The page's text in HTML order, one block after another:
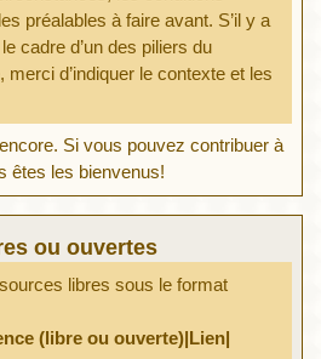
préalables à faire avant. S’il y a
cadre d’un des piliers du
d’indiquer le contexte et les
Si vous pouvez contribuer à
êtes les bienvenus!
ou ouvertes
libres sous le format
(libre ou ouverte)|Lien|